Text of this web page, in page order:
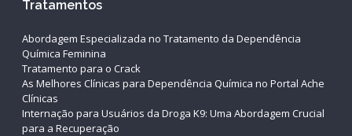
Tratamentos
Abordagem Especializada no Tratamento da Dependência
Química Feminina
Tratamento para o Crack
As Melhores Clínicas para Dependência Química no Portal Ache
Clínicas
Internação para Usuários da Droga K9: Uma Abordagem Crucial
para a Recuperação